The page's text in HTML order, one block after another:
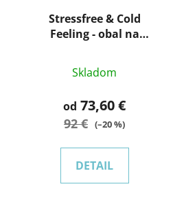
Stressfree & Cold
Feeling - obal na
hodnotenie
produktu
je
5
Skladom
od 73,60 €
92 € (–20 %)
DETAIL